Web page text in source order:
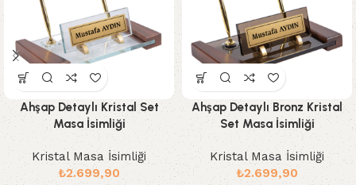
Ahşap Detaylı Kristal Set
Masa İsimliği
Kristal Masa İsimliği
₺2.699,90
Ahşap Detaylı Bronz Kristal
Set Masa İsimliği
Kristal Masa İsimliği
₺2.699,90